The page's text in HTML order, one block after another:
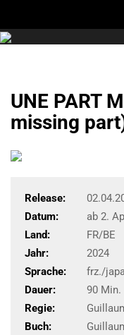
UNE PART
missing
Release:
Datum:
ab 2.
Land:
FR/BE
Jahr:
2024
Sprache:
frz./
Dauer:
90 Min.
Regie:
Buch: